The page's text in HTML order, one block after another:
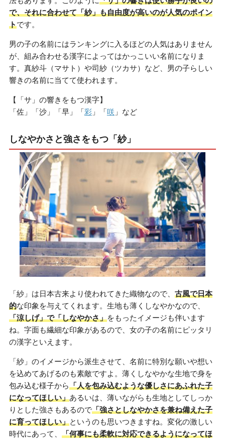
で、それに合わせて「紗」も自由度が高いのが人気のポイン
トです。
男の子の名前にはランキングに入るほどの人気はありません
が、組み合わせる漢字によってはかっこいい名前になりま
す。真紗斗（マサト）や司紗（ツカサ）など、男の子らしい
響きの名前に当てて使われます。
【「サ」の響きをもつ漢字】
「佐」「沙」「早」「 彩」「 咲 」など
しなやかさと強さをもつ「紗」
「紗」は日本古来より使われてきた織物なので、 古風で日本
的な印象を与えてくれます。生地も薄くしなやかなので、
「涼しげ」で「しなやかさ」をもったイメージも伴います
ね。字面も繊細な印象があるので、女の子の名前にピッタリ
の漢字といえます。
「紗」のイメージから派生させて、名前に特別な願いや想い
を込めてあげるのも素敵ですよ。薄くしなやかな生地で身を
包み込む様子から「人を包み込むような優しさにあふれた子
になってほしい」あるいは、薄いながらも生地としてしっか
りとした強さもあるので「強さとしなやかさを兼ね備えた子
に育ってほしい」というのも思いつきますね。変化の激しい
時代にあって、 「何事にも柔軟に対応できるようになってほ